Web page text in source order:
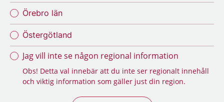
Örebro län
Östergötland
Jag vill inte se någon regional information
Obs! Detta val innebär att du inte ser regionalt innehåll
och viktig information som gäller just din region.